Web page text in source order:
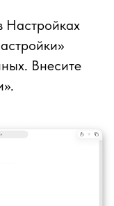
Настройках
Внесите